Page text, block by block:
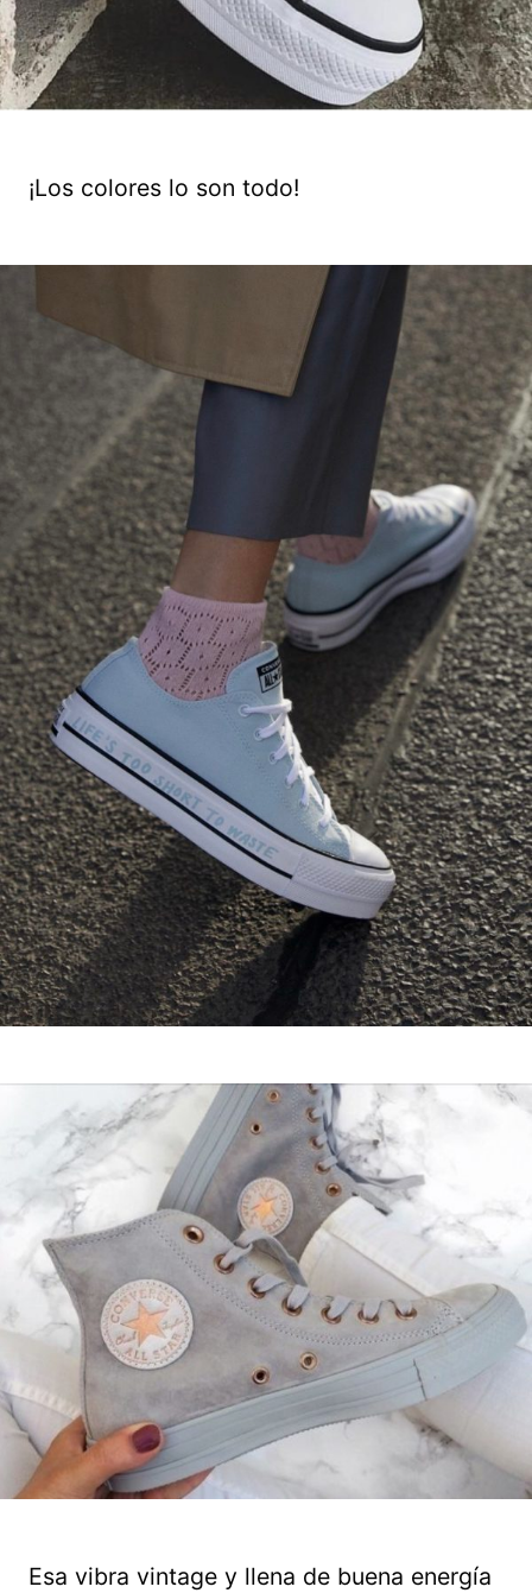
¡Los colores lo son todo!
Esa vibra vintage y llena de buena energía